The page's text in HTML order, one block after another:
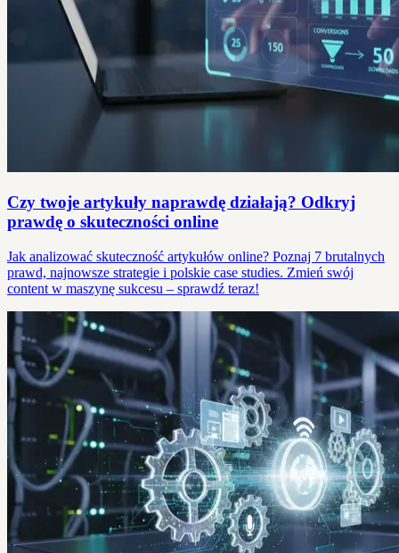
Czy twoje artykuły naprawdę działają? Odkryj
prawdę o skuteczności online
Jak analizować skuteczność artykułów online? Poznaj 7 brutalnych
prawd, najnowsze strategie i polskie case studies. Zmień swój
content w maszynę sukcesu – sprawdź teraz!